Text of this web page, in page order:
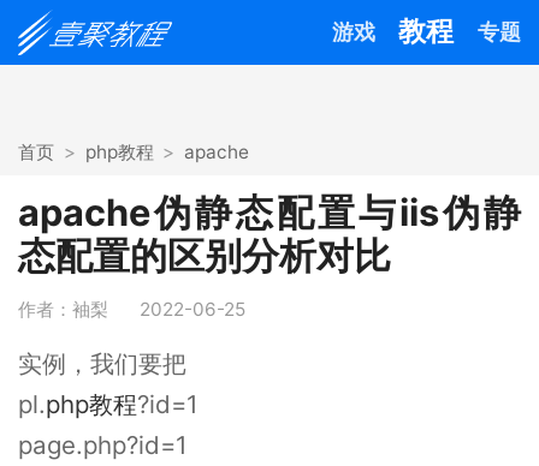
游戏 教程 专题
首页 php教程 apache
apache伪静态配置与iis伪静
态配置的区别分析对比
作者：袖梨 2022-06-25
实例，我们要把
pl.php教程?id=1
page.php?id=1